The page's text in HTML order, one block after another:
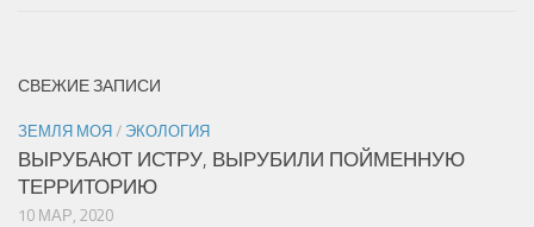
СВЕЖИЕ ЗАПИСИ
ЗЕМЛЯ МОЯ/ ЭКОЛОГИЯ
ВЫРУБАЮТ ИСТРУ, ВЫРУБИЛИ ПОЙМЕННУЮ
ТЕРРИТОРИЮ
10 МАР, 2020